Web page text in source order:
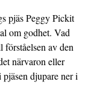
pjäs Peggy Pickit
om godhet. Vad
av den
närvaron eller
djupare ner i